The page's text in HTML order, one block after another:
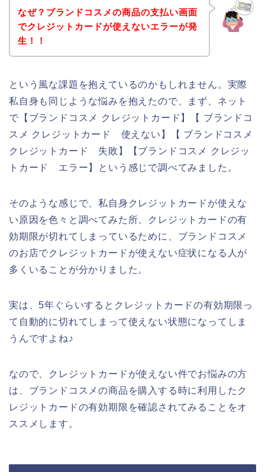
なぜ？ブランドコスメの商品の支払い画面
でクレジットカードが使えないエラーが発
生！！
という風な課題を抱えているのかもしれません。実際
私自身も同じような悩みを抱えたので、まず、ネット
で【ブランドコスメ クレジットカード】【 ブランドコ
スメ クレジットカード 使えない】【 ブランドコスメ
クレジットカード 失敗】【ブランドコスメ クレジッ
トカード エラー】という感じで調べてみました。
そのような感じで、私自身クレジットカードが使えな
い原因を色々と調べてみた所、クレジットカードの有
効期限が切れてしまっているために、ブランドコスメ
のお店でクレジットカードが使えない症状になる人が
多くいることが分かりました。
実は、5年ぐらいするとクレジットカードの有効期限っ
て自動的に切れてしまって使えない状態になってしま
うんですよね♪
なので、クレジットカードが使えない件でお悩みの方
は、ブランドコスメの商品を購入する時に利用したク
レジットカードの有効期限を確認されてみることをオ
ススメします。